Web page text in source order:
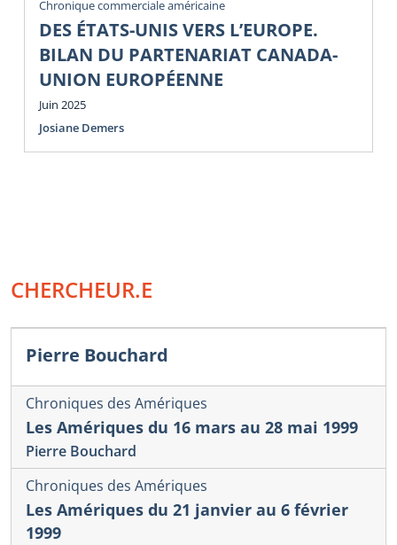
Chronique commerciale américaine
DES ÉTATS-UNIS VERS L’EUROPE.
BILAN DU PARTENARIAT CANADA-
UNION EUROPÉENNE
Juin 2025
Josiane Demers
CHERCHEUR.E
Pierre Bouchard
Chroniques des Amériques
Les Amériques du 16 mars au 28 mai 1999
Pierre Bouchard
Chroniques des Amériques
Les Amériques du 21 janvier au 6 février
1999